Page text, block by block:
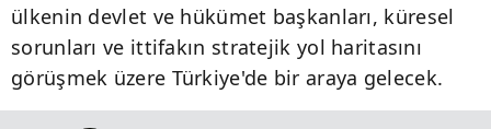
ülkenin devlet ve hükümet başkanları, küresel
sorunları ve ittifakın stratejik yol haritasını
görüşmek üzere Türkiye'de bir araya gelecek.